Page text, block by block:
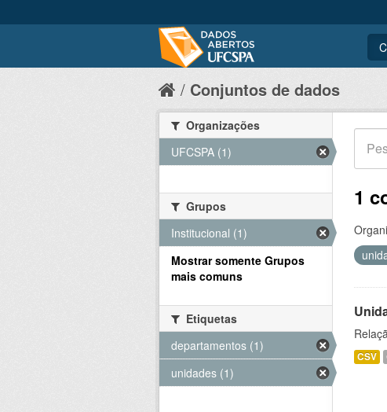
Conjuntos de dados
1
CSV
Organizações
UFCSPA (1)
Grupos
Institucional (1)
Mostrar somente Grupos
mais comuns
Etiquetas
departamentos (1)
unidades (1)